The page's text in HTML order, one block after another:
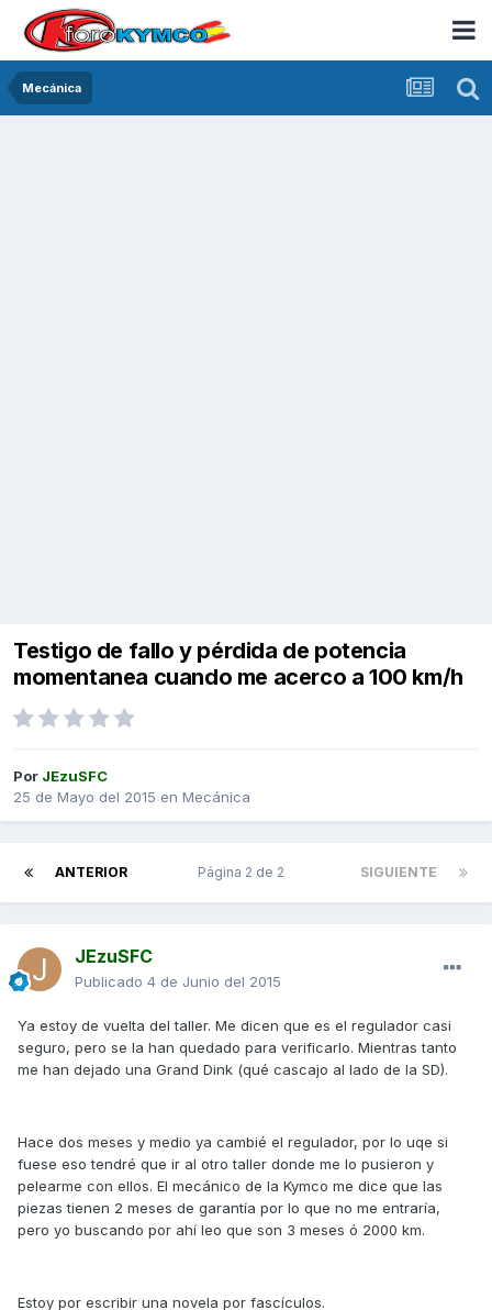
Mecánica
Testigo de fallo y pérdida de potencia
momentanea cuando me acerco a 100 km/h
Por JEzuSFC
25 de Mayo del 2015 en Mecánica
ANTERIOR SIGUIENTE
Página 2 de 2
JEzuSFC
Publicado 4 de Junio del 2015
Ya estoy de vuelta del taller. Me dicen que es el regulador casi
seguro, pero se la han quedado para verificarlo. Mientras tanto
me han dejado una Grand Dink (qué cascajo al lado de la SD).
Hace dos meses y medio ya cambié el regulador, por lo uqe si
fuese eso tendré que ir al otro taller donde me lo pusieron y
pelearme con ellos. El mecánico de la Kymco me dice que las
piezas tienen 2 meses de garantía por lo que no me entraría,
pero yo buscando por ahí leo que son 3 meses ó 2000 km.
Estoy por escribir una novela por fascículos.